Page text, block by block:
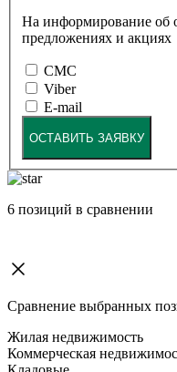
На информирование об
предложениях и акциях
СМС
Viber
E-mail
ОСТАВИТЬ ЗАЯВКУ
6 позиций в сравнении
Сравнение выбранных
Жилая недвижимость
Коммерческая